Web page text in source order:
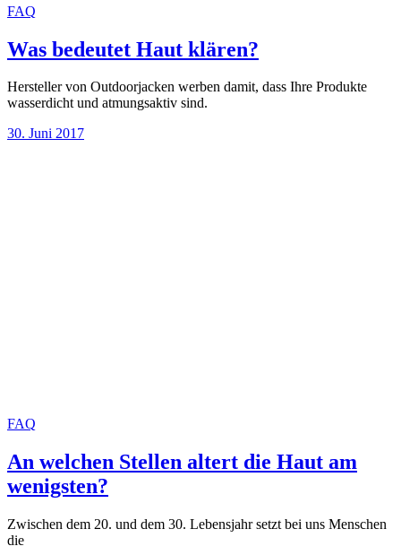
FAQ
Was bedeutet Haut klären?
Hersteller von Outdoorjacken werben damit, dass Ihre Produkte
wasserdicht und atmungsaktiv sind.
30. Juni 2017
FAQ
An welchen Stellen altert die Haut am
wenigsten?
Zwischen dem 20. und dem 30. Lebensjahr setzt bei uns Menschen
die